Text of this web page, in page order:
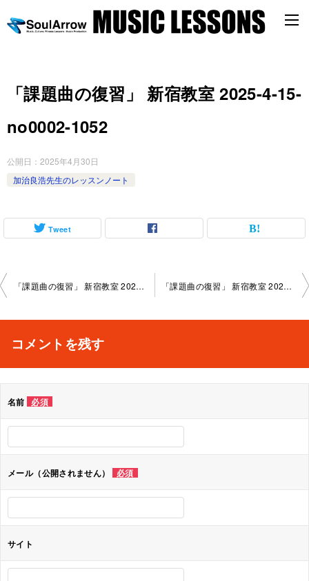
「課題曲の復習」 新宿教室 2025-4-15-
no0002-1052
公開日： 2025年4月30日
加治良浩先生のレッスンノート
Tweet
投
ビ
シ
ョ
ン
「課題曲の復習」 新宿教室 2025-4-15-no0002-1004 「課題曲の復習」 新宿教室 2025-4-15-no0002-1117
コメントを残す
名前 必須
メール（公開されません） 必須
サイト